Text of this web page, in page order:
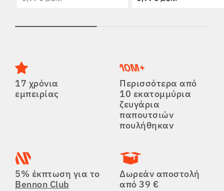
17 χρόνια
εμπειρίας
Περισσότερα από
10 εκατομμύρια
ζευγάρια
παπουτσιών
πουλήθηκαν
5% έκπτωση για το
Bennon Club
Δωρεάν αποστολή
από 39 €